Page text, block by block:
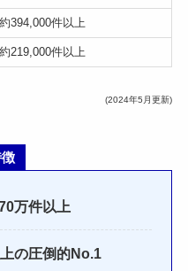
約394,000件以上
約219,000件以上
(2024年5月更新)
万件以上
の圧倒的No.1